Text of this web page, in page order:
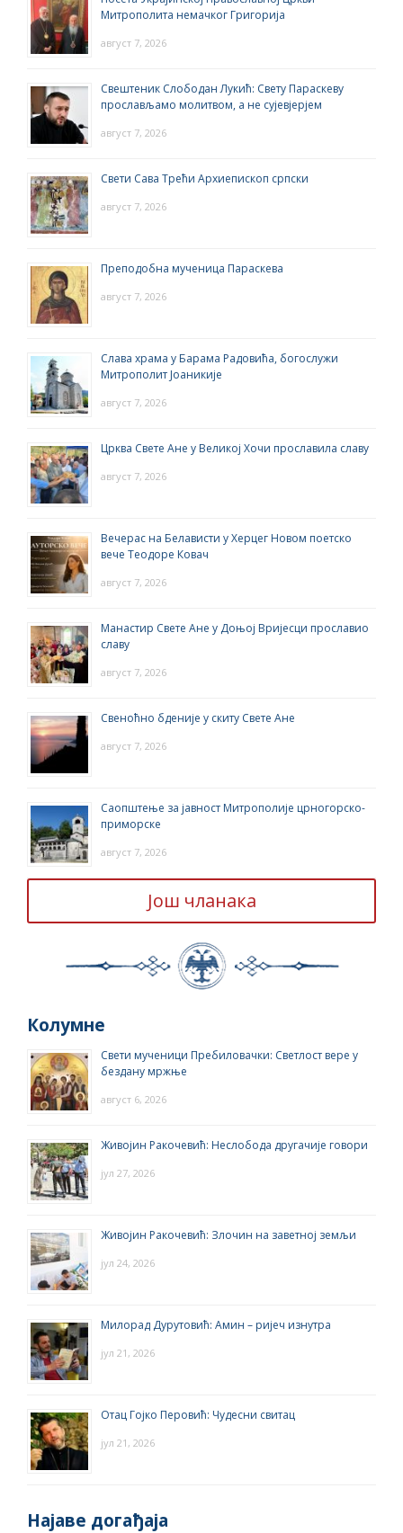
Митрополита немачког Григорија
август 7, 2026
Свештеник Слободан Лукић: Свету Параскеву
прослављамо молитвом, а не сујевјерјем
август 7, 2026
Свети Сава Трећи Архиепископ српски
август 7, 2026
Преподобна мученица Параскева
август 7, 2026
Слава храма у Барама Радовића, богослужи
Митрополит Јоаникије
август 7, 2026
Црква Свете Ане у Великој Хочи прославила славу
август 7, 2026
Вечерас на Белависти у Херцег Новом поетско
вече Теодоре Ковач
август 7, 2026
Манастир Свете Ане у Доњој Вријесци прославио
славу
август 7, 2026
Свеноћно бденије у скиту Свете Ане
август 7, 2026
Саопштење за јавност Митрополије црногорско-
приморске
август 7, 2026
Још чланака
Колумне
Свети мученици Пребиловачки: Светлост вере у
бездану мржње
август 6, 2026
Живојин Ракочевић: Неслобода другачије говори
јул 27, 2026
Живојин Ракочевић: Злочин на заветној земљи
јул 24, 2026
Милорад Дурутовић: Амин – ријеч изнутра
јул 21, 2026
Отац Гојко Перовић: Чудесни свитац
јул 21, 2026
Најаве догађаја